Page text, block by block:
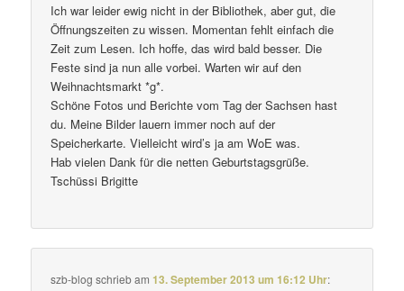
Ich war leider ewig nicht in der Bibliothek, aber gut, die
Öffnungszeiten zu wissen. Momentan fehlt einfach die
Zeit zum Lesen. Ich hoffe, das wird bald besser. Die
Feste sind ja nun alle vorbei. Warten wir auf den
Weihnachtsmarkt *g*.
Schöne Fotos und Berichte vom Tag der Sachsen hast
du. Meine Bilder lauern immer noch auf der
Speicherkarte. Vielleicht wird’s ja am WoE was.
Hab vielen Dank für die netten Geburtstagsgrüße.
Tschüssi Brigitte
szb-blog schriebam13. September 2013 um 16:12 Uhr: